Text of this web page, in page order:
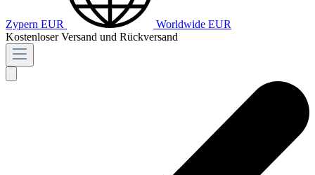
Zypern EUR Worldwide EUR
Kostenloser Versand und Rückversand